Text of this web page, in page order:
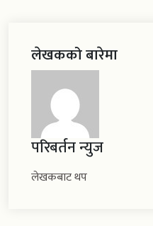
लेखकको बारेमा
परिबर्तन न्युज
लेखकबाट थप